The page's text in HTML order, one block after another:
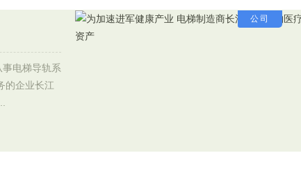
公司
电梯导轨系
的企业长江